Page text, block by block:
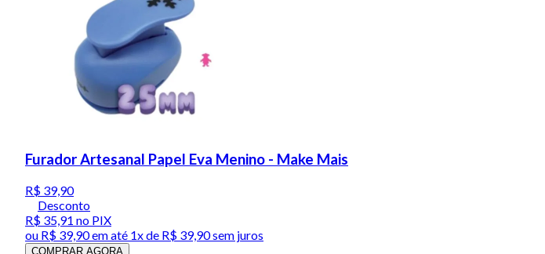
Furador Artesanal Papel Eva Menino - Make Mais
R$ 39,90
Desconto
R$ 35,91 no PIX
ou R$ 39,90em até 1x de R$ 39,90sem juros
COMPRAR AGORA